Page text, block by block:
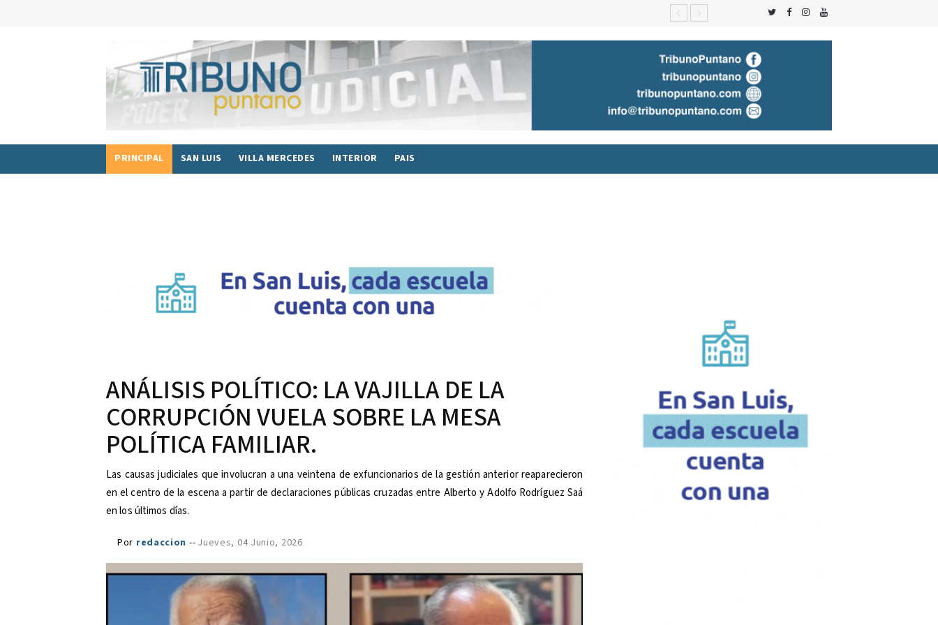
PRINCIPAL SAN LUIS VILLA MERCEDES INTERIOR PAIS
ANÁLISIS POLÍTICO: LA VAJILLA DE LA
CORRUPCIÓN VUELA SOBRE LA MESA
POLÍTICA FAMILIAR.
Las causas judiciales que involucran a una veintena de exfuncionarios de la gestión anterior reaparecieron
en el centro de la escena a partir de declaraciones públicas cruzadas entre Alberto y Adolfo Rodríguez Saá
en los últimos días.
Por redaccion -- Jueves, 04 Junio, 2026